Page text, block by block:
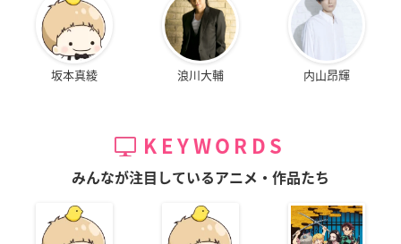
坂本真綾 浪川大輔 内山昂輝
KEYWORDS
みんなが注目しているアニメ・作品たち